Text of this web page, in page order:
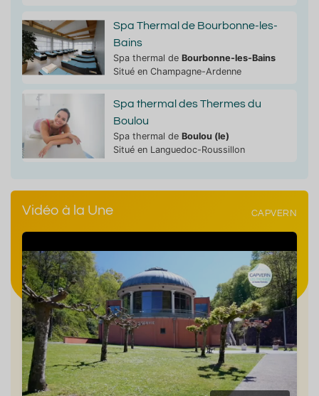
Spa Thermal de Bourbonne-les-
Bains
Spa thermal de Bourbonne-les-Bains
Situé en Champagne-Ardenne
Spa thermal des Thermes du
Boulou
Spa thermal de Boulou (le)
Situé en Languedoc-Roussillon
Vidéo à la Une CAPVERN